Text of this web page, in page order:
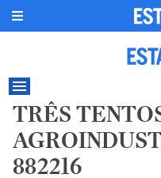
TRÊS
882216